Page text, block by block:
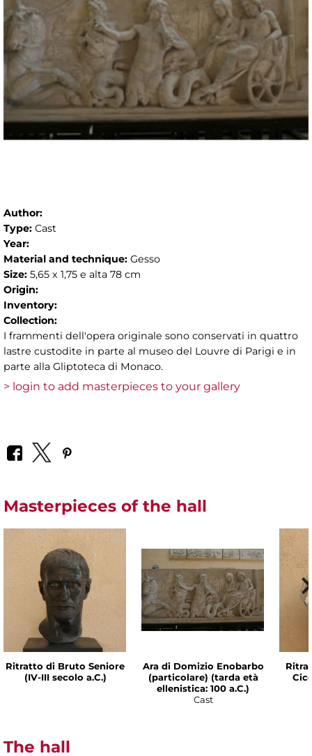
Author:
Type: Cast
Year:
Material and technique: Gesso
Size: 5,65 x 1,75 e alta 78 cm
Origin:
Inventory:
Collection:
I frammenti dell'opera originale sono conservati in quattro
lastre custodite in parte al museo del Louvre di Parigi e in
parte alla Gliptoteca di Monaco.
> login to add masterpieces to your gallery
Masterpieces of the hall
Ritratto di Bruto Seniore
(IV-III secolo a.C.)
Ara di Domizio Enobarbo
(particolare) (tarda età
ellenistica: 100 a.C.)
Cast
The hall